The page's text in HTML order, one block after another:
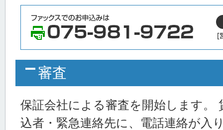
審査
保証会社による審査を開始します。
込者・緊急連絡先に、電話連絡が入